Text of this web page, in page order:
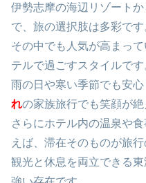
伊勢志摩の海辺リゾート
で、旅の選択肢は多彩です
その中でも人気が高まって
テルで過ごすスタイルです
雨の日や寒い季節でも安心
れの家族旅行でも笑顔が絶
さらにホテル内の温泉や
えば、滞在そのものが旅
観光と休息を両立できる